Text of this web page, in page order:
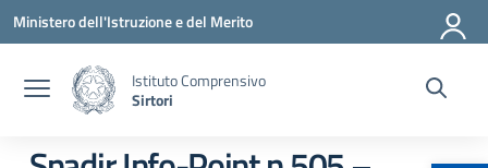
Vai ai contenuti
Vai al menu di navigazione
Vai al footer
Ministero dell'Istruzione e del Merito
Istituto Comprensivo
Sirtori